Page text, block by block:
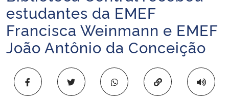
Ministério da Agricultura, Pecuária e Abastecimento
Ministério da Educação
Ministério da Cidadania
Ministério da Saúde
estudantes da EMEF
Francisca Weinmann e EMEF
João Antônio da Conceição
Copiar para área